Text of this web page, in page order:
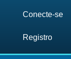
Conecte-se
Registro